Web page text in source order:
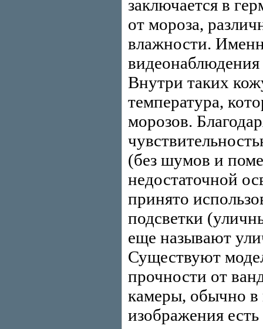
заключается в
от мороза,
влажности.
Внутри таких
температура,
морозов.
(без шумов и
недостаточной
принято
подсветки
еще называют
Существуют
прочности от
камеры, обычно в
изображения